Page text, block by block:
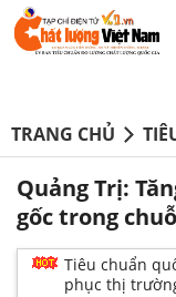
TRANG CHỦ
Quảng Trị:
gốc trong
Tiêu chuẩn
phục thị